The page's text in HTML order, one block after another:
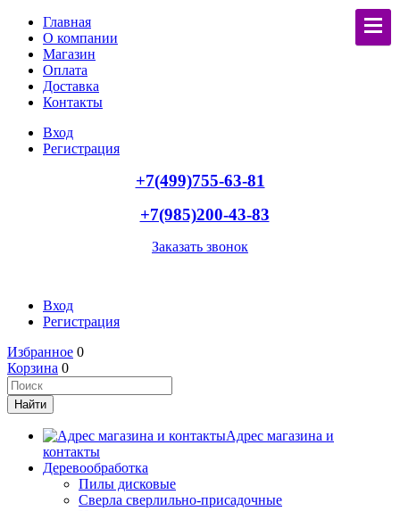
Главная
О компании
Магазин
Оплата
Доставка
Контакты
Вход
Регистрация
+7(499)755-63-81
+7(985)200-43-83
Заказать звонок
Вход
Регистрация
Избранное 0
Корзина 0
Адрес магазина и
контакты
Деревообработка
Пилы дисковые
Сверла сверлильно-присадочные